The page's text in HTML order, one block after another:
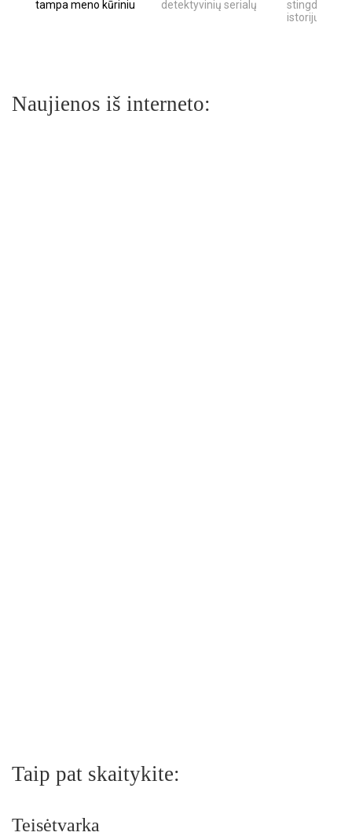
tampa meno kūriniu detektyvinių serialų
stingdančių
istorijų
Naujienos iš interneto:
Taip pat skaitykite:
Teisėtvarka